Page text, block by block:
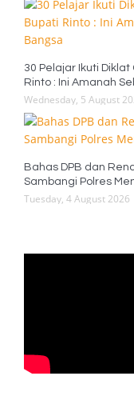
30 Pelajar Ikuti
Rinto : Ini Amanah
Wednesday, 5 August
Bahas DPB dan
Sambangi Polres
Tuesday, 4 August